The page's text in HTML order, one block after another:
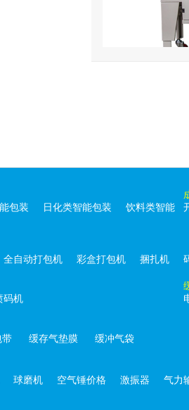
包装 日化类智能包装
饮料类智能
全自动打包机 彩盒打包机 捆扎机
码机
带 缓存气垫膜 缓冲气袋
球磨机 空气锤价格 激振器 气力